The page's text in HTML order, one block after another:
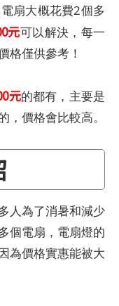
扇大概花費2個多
元可以解決，每一
格僅供參考！
元的都有，主要是
價格會比較高。
人為了消暑和減少
個電扇，電扇燈的
為價格實惠能被大